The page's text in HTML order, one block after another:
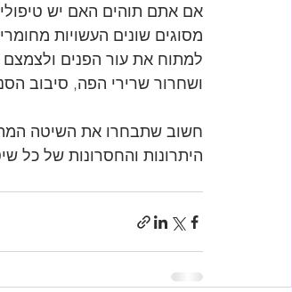
אם אתם תוהים האם יש
מסוגים שונים העשויות
למתוח את עור הפנים ולצמצם
ושחרור שרירי הפה, סיבוב
חשוב שתבחרו את השיטה
היתרונות והחסרונות של כל